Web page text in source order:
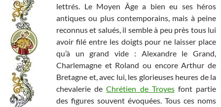
lettrés. Le Moyen Âge a bien eu ses héros
antiques ou plus contemporains, mais à peine
reconnus et salués, il semble à peu près tous lui
avoir filé entre les doigts pour ne laisser place
qu’à un grand vide : Alexandre le Grand,
Charlemagne et Roland ou encore Arthur de
Bretagne et, avec lui, les glorieuses heures de la
chevalerie deChrétien de Troyesfont partie
des figures souvent évoquées. Tous ces noms